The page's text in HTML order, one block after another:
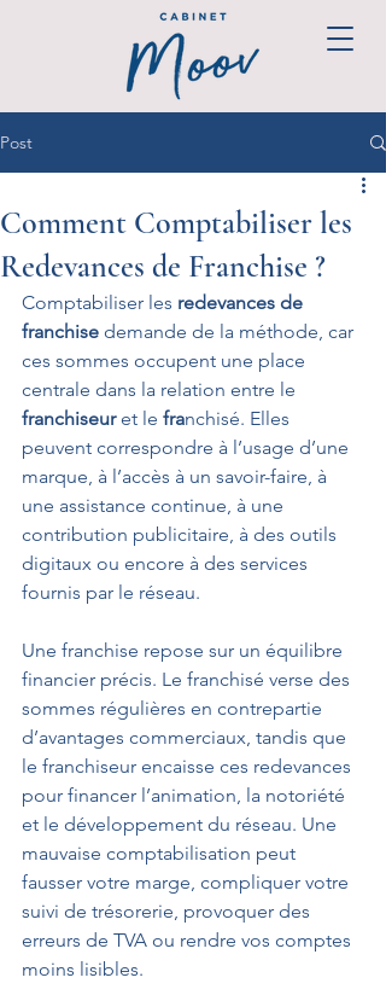
Post
Comment Comptabiliser les
Redevances de Franchise ?
Comptabiliser les redevances de
franchise demande de la méthode, car
ces sommes occupent une place
centrale dans la relation entre le
franchiseur et le franchisé. Elles
peuvent correspondre à l’usage d’une
marque, à l’accès à un savoir-faire, à
une assistance continue, à une
contribution publicitaire, à des outils
digitaux ou encore à des services
fournis par le réseau.
Une franchise repose sur un équilibre
financier précis. Le franchisé verse des
sommes régulières en contrepartie
d’avantages commerciaux, tandis que
le franchiseur encaisse ces redevances
pour financer l’animation, la notoriété
et le développement du réseau. Une
mauvaise comptabilisation peut
fausser votre marge, compliquer votre
suivi de trésorerie, provoquer des
erreurs de TVA ou rendre vos comptes
moins lisibles.